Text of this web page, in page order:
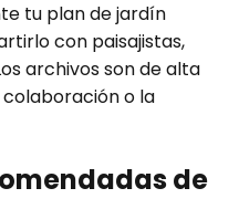
tu plan de jardín
con paisajistas,
archivos son de alta
o la
de